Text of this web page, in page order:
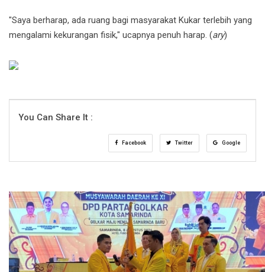
"Saya berharap, ada ruang bagi masyarakat Kukar terlebih yang
mengalami kekurangan fisik," ucapnya penuh harap. (ary)
You Can Share It :
Facebook Twitter Google